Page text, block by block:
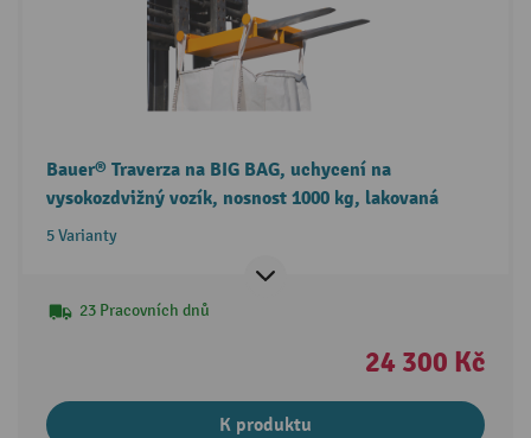
Bauer® Traverza na BIG BAG, uchycení na
vysokozdvižný vozík, nosnost 1000 kg, lakovaná
5 Varianty
23 Pracovních dnů
24 300 Kč
K produktu